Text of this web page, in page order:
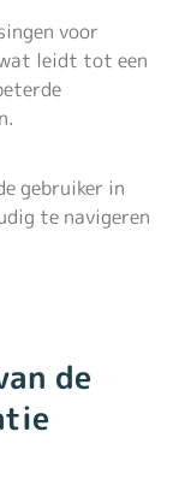
voor
leidt tot een
gebruiker in
te navigeren
de